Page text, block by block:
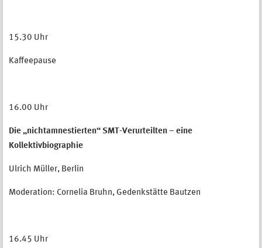
15.30 Uhr
Kaffeepause
16.00 Uhr
Die „nichtamnestierten“ SMT-Verurteilten – eine
Kollektivbiographie
Ulrich Müller, Berlin
Moderation: Cornelia Bruhn, Gedenkstätte Bautzen
16.45 Uhr